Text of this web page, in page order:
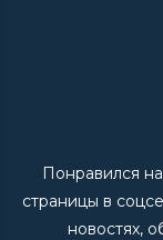
Понравился
страницы в
новостях,